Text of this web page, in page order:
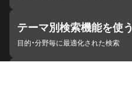
テーマ別検索機能を使う
目的・分野毎に最適化された検索